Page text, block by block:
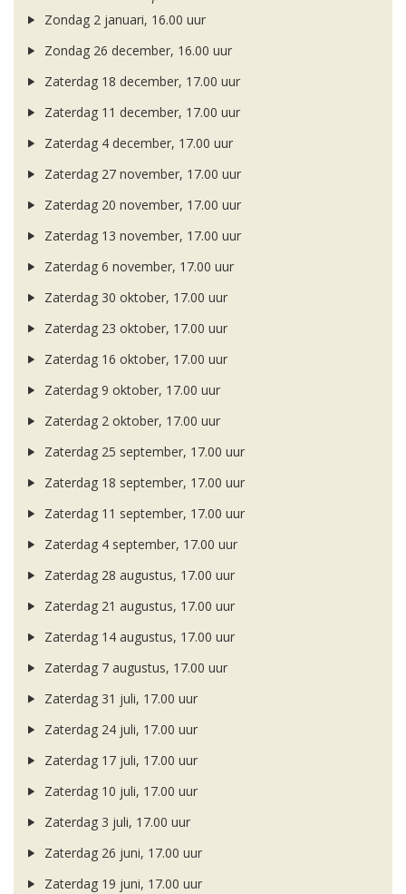
Zondag 2 januari, 16.00 uur
Zondag 26 december, 16.00 uur
Zaterdag 18 december, 17.00 uur
Zaterdag 11 december, 17.00 uur
Zaterdag 4 december, 17.00 uur
Zaterdag 27 november, 17.00 uur
Zaterdag 20 november, 17.00 uur
Zaterdag 13 november, 17.00 uur
Zaterdag 6 november, 17.00 uur
Zaterdag 30 oktober, 17.00 uur
Zaterdag 23 oktober, 17.00 uur
Zaterdag 16 oktober, 17.00 uur
Zaterdag 9 oktober, 17.00 uur
Zaterdag 2 oktober, 17.00 uur
Zaterdag 25 september, 17.00 uur
Zaterdag 18 september, 17.00 uur
Zaterdag 11 september, 17.00 uur
Zaterdag 4 september, 17.00 uur
Zaterdag 28 augustus, 17.00 uur
Zaterdag 21 augustus, 17.00 uur
Zaterdag 14 augustus, 17.00 uur
Zaterdag 7 augustus, 17.00 uur
Zaterdag 31 juli, 17.00 uur
Zaterdag 24 juli, 17.00 uur
Zaterdag 17 juli, 17.00 uur
Zaterdag 10 juli, 17.00 uur
Zaterdag 3 juli, 17.00 uur
Zaterdag 26 juni, 17.00 uur
Zaterdag 19 juni, 17.00 uur